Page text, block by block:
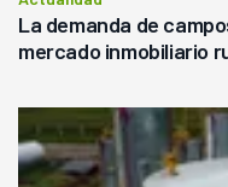
La demanda de
mercado inmobiliario